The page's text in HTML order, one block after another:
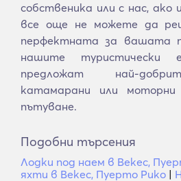
собственика или с нас, ако
все още не можете да
перфектната за вашата
нашите туристически
предложат най-
катамарани или
пътуване.
Подобни търсения
Лодки под наем в Векес,
яхти в Векес, Пуерто Рико |